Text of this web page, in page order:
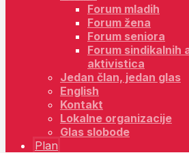
Forum mladih
Forum žena
Forum seniora
Forum sindikalnih
aktivistica
Jedan član, jedan glas
English
Kontakt
Lokalne organizacije
Glas slobode
Plan